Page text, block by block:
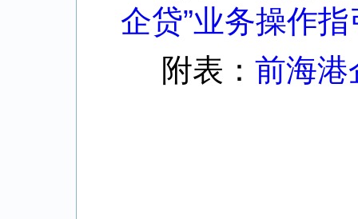
企贷”业务操作
附表： 前海港